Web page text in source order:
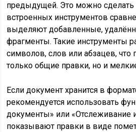
предыдущей. Это можно
встроенных инструментов
выделяют добавленные,
фрагменты. Такие инструменты
символов, слов или абзацев, что
только общие правки, но и
Если документ хранится в
рекомендуется использовать
документы» или «Отслеживание
показывают правки в виде